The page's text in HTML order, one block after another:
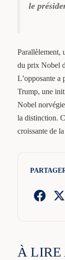
le
Parallèlement,
du prix Nobel
L’opposante a
Trump, une
Nobel
la distinction.
croissante de
À LIRE